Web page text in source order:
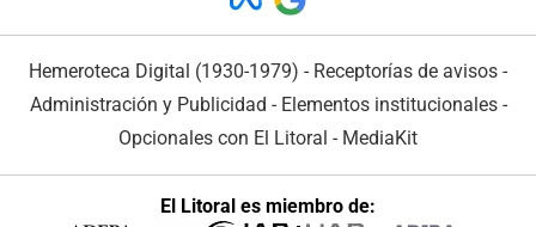
Hemeroteca Digital (1930-1979) - Receptorías de avisos -
Administración y Publicidad - Elementos institucionales-
Opcionales con El Litoral - MediaKit
El Litoral es miembro de: